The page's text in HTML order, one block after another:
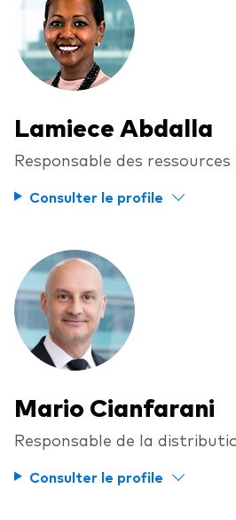
Lamiece Abdalla
Responsable des
Consulter le profile
Mario Cianfarani
Responsable de la
Consulter le profile